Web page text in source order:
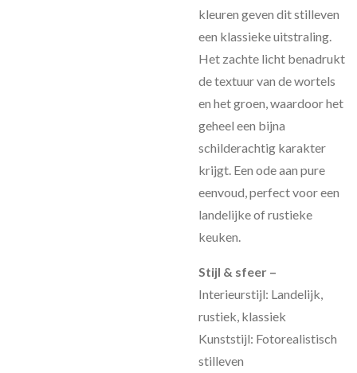
kleuren geven dit stilleven
een klassieke uitstraling.
Het zachte licht benadrukt
de textuur van de wortels
en het groen, waardoor het
geheel een bijna
schilderachtig karakter
krijgt. Een ode aan pure
eenvoud, perfect voor een
landelijke of rustieke
keuken.
Stijl & sfeer –
Interieurstijl: Landelijk,
rustiek, klassiek
Kunststijl: Fotorealistisch
stilleven